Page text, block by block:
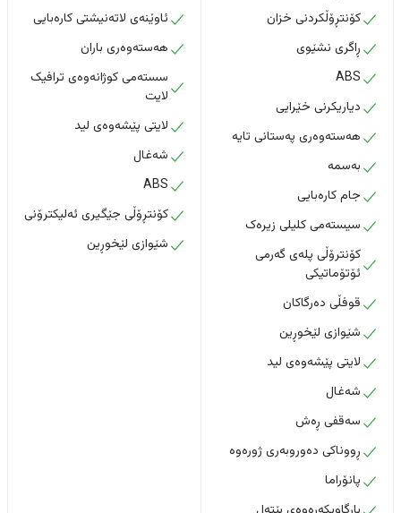
کۆنتڕۆڵکردنی خزان
ڕاگری نشێوی
ABS
دیاریکرنی خێرایی
هەستەوەری پەستانی تایە
بەسمە
جام کارەبایی
سیستەمی کلیلی زیرەک
کۆنترۆڵی پلەی گەرمی
ئۆتۆماتیکی
قوفڵی دەرگاکان
شێوازی لێخوڕین
لایتی پێشەوەی لید
شەغال
سەقفی ڕەش
ڕووناکی دەوروبەری ژورەوە
پانۆراما
ئاوێنەی لاتەنیشتی کارەبایی
هەستەوەری باران
سستەمی کوژانەوەی ترافیک
لایت
لایتی پێشەوەی لید
شەغال
ABS
کۆنتڕۆڵی جێگیری ئەلیکترۆنی
شێوازی لێخوڕین